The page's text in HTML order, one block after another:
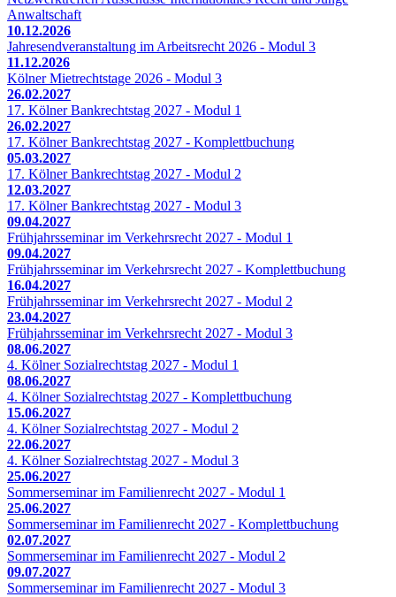
Anwaltschaft
10.12.2026
Jahresendveranstaltung im Arbeitsrecht 2026 - Modul 3
11.12.2026
Kölner Mietrechtstage 2026 - Modul 3
26.02.2027
17. Kölner Bankrechtstag 2027 - Modul 1
26.02.2027
17. Kölner Bankrechtstag 2027 - Komplettbuchung
05.03.2027
17. Kölner Bankrechtstag 2027 - Modul 2
12.03.2027
17. Kölner Bankrechtstag 2027 - Modul 3
09.04.2027
Frühjahrsseminar im Verkehrsrecht 2027 - Modul 1
09.04.2027
Frühjahrsseminar im Verkehrsrecht 2027 - Komplettbuchung
16.04.2027
Frühjahrsseminar im Verkehrsrecht 2027 - Modul 2
23.04.2027
Frühjahrsseminar im Verkehrsrecht 2027 - Modul 3
08.06.2027
4. Kölner Sozialrechtstag 2027 - Modul 1
08.06.2027
4. Kölner Sozialrechtstag 2027 - Komplettbuchung
15.06.2027
4. Kölner Sozialrechtstag 2027 - Modul 2
22.06.2027
4. Kölner Sozialrechtstag 2027 - Modul 3
25.06.2027
Sommerseminar im Familienrecht 2027 - Modul 1
25.06.2027
Sommerseminar im Familienrecht 2027 - Komplettbuchung
02.07.2027
Sommerseminar im Familienrecht 2027 - Modul 2
09.07.2027
Sommerseminar im Familienrecht 2027 - Modul 3